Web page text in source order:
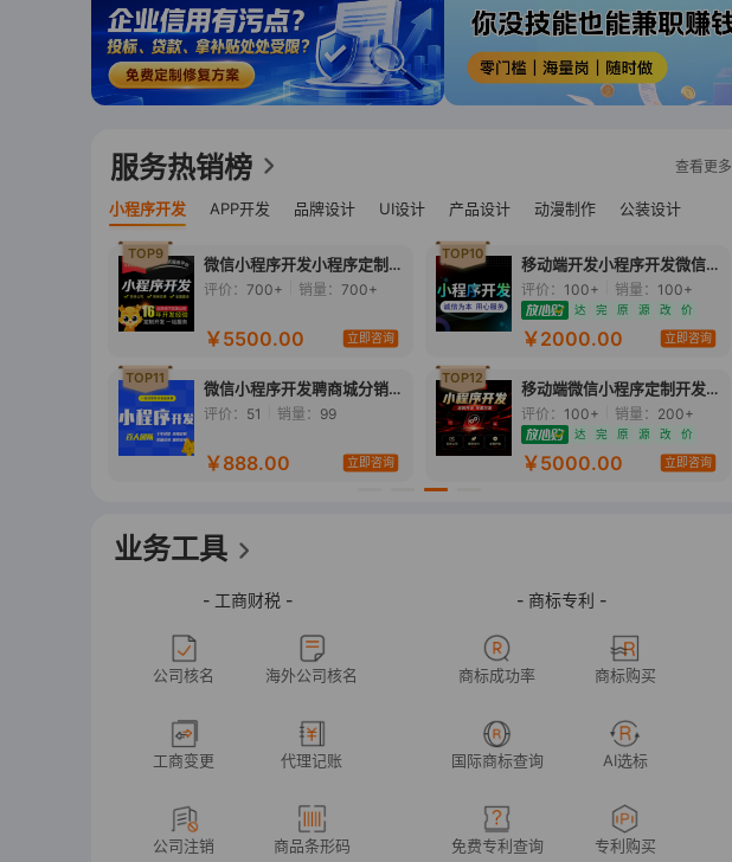
200.00
服务热销榜 查看更多
小程序开发 APP开发 品牌设计 UI设计 产品设计 动漫制作 公装设计
TOP9
微信小程序开发小程序定制设
计商城制作UI源码电商
评价： 700+ 销量： 700+
￥5500.00 立即咨询
TOP10
移动端开发小程序开发微信小
程序开发微商城分销商城
评价： 100+ 销量： 100+
达 完 原 源 改 价
￥2000.00 立即咨询
TOP11
微信小程序开发聘商城分销教
育家政点餐服务派单H5
评价： 51 销量： 99
￥888.00 立即咨询
TOP12
移动端微信小程序定制开发分
销点餐商城教育充电盲盒
评价： 100+ 销量： 200+
达 完 原 源 改 价
￥5000.00 立即咨询
业务工具
- 工商财税 -
公司核名 海外公司核名
工商变更 代理记账
公司注销 商品条形码
- 商标专利 -
商标成功率 商标购买
国际商标查询 AI选标
免费专利查询 专利购买